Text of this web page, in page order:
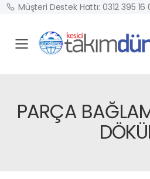
Müşteri Destek Hattı: 0312 395 16
Mobil Menü
PARÇA